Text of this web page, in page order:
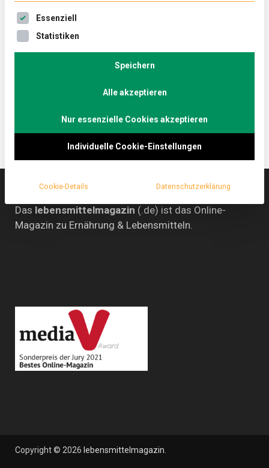
Teestube
10. März 2023
die
Tadshikische
Teestube
Die Tadshikische Teestube – längst kein Geheimtipp
in Berliner Reiseführern mehr, dafür optimaler
Lebensmittelmagazin.de besuchte das …
Das lebensmittelmagazin (.de) ist das Online-
Magazin zu Ernährung & Lebensmitteln.
Copyright © 2026 lebensmittelmagazin
Es folgt eine Liste der Service-Gruppen, für die eine
Essenziell
Statistiken
Speichern
Alle akzeptieren
Nur essenzielle Cookies akzeptieren
Individuelle Cookie-Einstellungen
Cookie-Details Datenschutzerklärung